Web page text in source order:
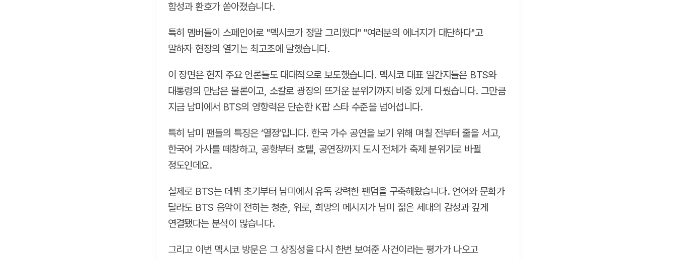
함성과 환호가 쏟아졌습니다.
특히 멤버들이 스페인어로 "멕시코가 정말 그리웠다" "여러분의 에너지가 대단하다"고
말하자 현장의 열기는 최고조에 달했습니다.
이 장면은 현지 주요 언론들도 대대적으로 보도했습니다. 멕시코 대표 일간지들은 BTS와
대통령의 만남은 물론이고, 소칼로 광장의 뜨거운 분위기까지 비중 있게 다뤘습니다. 그만큼
지금 남미에서 BTS의 영향력은 단순한 K팝 스타 수준을 넘어섭니다.
특히 남미 팬들의 특징은 ‘열정’입니다. 한국 가수 공연을 보기 위해 며칠 전부터 줄을 서고,
한국어 가사를 떼창하고, 공항부터 호텔, 공연장까지 도시 전체가 축제 분위기로 바뀔
정도인데요.
실제로 BTS는 데뷔 초기부터 남미에서 유독 강력한 팬덤을 구축해왔습니다. 언어와 문화가
달라도 BTS 음악이 전하는 청춘, 위로, 희망의 메시지가 남미 젊은 세대의 감성과 깊게
연결됐다는 분석이 많습니다.
그리고 이번 멕시코 방문은 그 상징성을 다시 한번 보여준 사건이라는 평가가 나오고